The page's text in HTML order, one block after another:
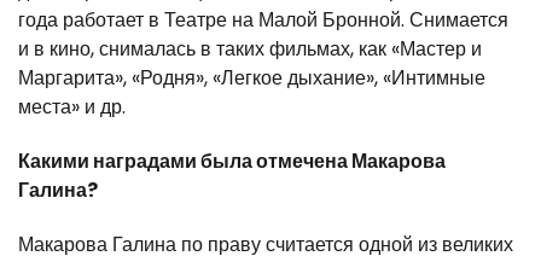
года работает в Театре на Малой Бронной. Снимается
и в кино, снималась в таких фильмах, как «Мастер и
Маргарита», «Родня», «Легкое дыхание», «Интимные
места» и др.
Какими наградами была отмечена Макарова
Галина?
Макарова Галина по праву считается одной из великих